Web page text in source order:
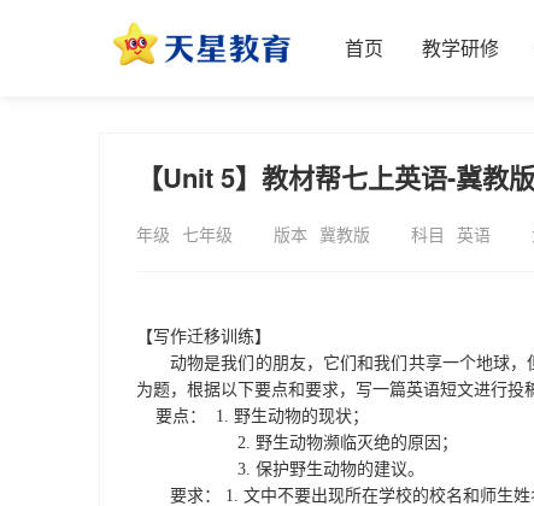
首页 教学研修
【Unit 5】教材帮七上英语-冀教
年级 七年级 版本 冀教版 科目 英语
【写作迁移训练】
动物是我们的朋友， 它们和我们共享一个地球，
为题，根据以下要点和要求， 写一篇英语短文进行投
要点：
1. 野生动物的现状；
2. 野生动物濒临灭绝的原因 ；
3. 保护野生动物的建议。
要求：
1. 文中不要出现所在学校的校名和师生姓